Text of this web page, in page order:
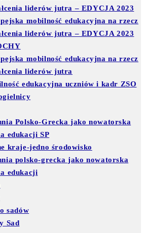
liderów jutra – EDYCJA 2023
mobilność edukacyjna na rzecz
liderów jutra – EDYCJA 2023
mobilność edukacyjna na rzecz
liderów jutra
edukacyjna uczniów i kadr ZSO
Polsko-Grecka jako nowatorska
edukacji SP
kraje-jedno środowisko
polsko-grecka jako nowatorska
edukacji
sadów
Sad